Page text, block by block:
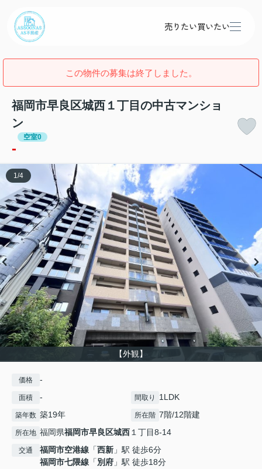
売りたい買いたい
この物件の募集は終了しました。
福岡市早良区城西１丁目の中古マンショ
ン
空室0
-
【外観】
1 /4
価格 -
面積 - 間取り 1LDK
築年数 築19年 所在階 7階/12階建
所在地 福岡県福岡市早良区城西 １丁目8-14
交通 福岡市空港線 「西新 」駅 徒歩6分
福岡市七隈線 「別府 」駅 徒歩18分